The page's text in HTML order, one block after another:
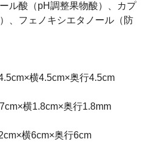
ル酸（pH調整果物酸）、カプ
、フェノキシエタノール（防
横4.5cm×奥行4.5cm
横1.8cm×奥行1.8mm
横6cm×奥行6cm